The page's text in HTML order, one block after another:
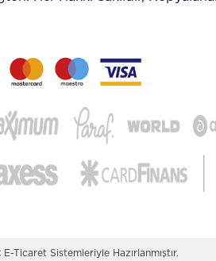
E-TicaretSistemleriyle Hazırlanmıştır.